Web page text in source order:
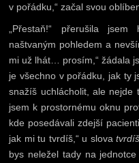
v pořádku,“ začal svou
„Přestaň!“ přerušila
naštvaným pohledem a
mi už lhát… prosím,“ žádala
je všechno v pořádku, jak ty
snažíš uchlácholit, ale nejde
jsem k prostornému oknu
kde posedávali zdejší
jak mi tu tvrdíš,“ u slovatvrdíš
bys neležel tady na